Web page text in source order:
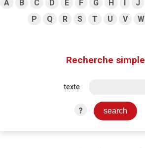
A B C D E F G H I J
P
Q R S T U V W
Recherche simple
texte
?